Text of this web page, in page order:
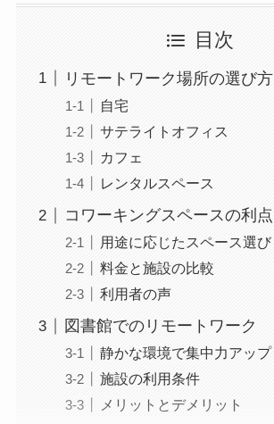
目次
リモートワーク場所の選び方
自宅
サテライトオフィス
カフェ
レンタルスペース
コワーキングスペースの利点
用途に応じたスペース選び
料金と施設の比較
利用者の声
図書館でのリモートワーク
静かな環境で集中力アップ
施設の利用条件
メリットとデメリット